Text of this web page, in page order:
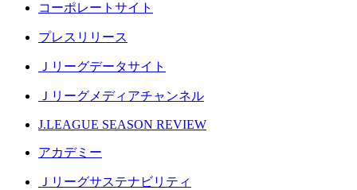
コーポレートサイト
プレスリリース
Ｊリーグデータサイト
Ｊリーグメディアチャンネル
J.LEAGUE SEASON REVIEW
アカデミー
Ｊリーグサステナビリティ